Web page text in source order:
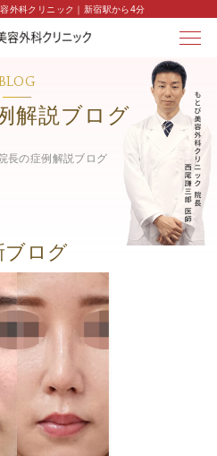
外科クリニック｜新宿駅から4分
解説ブログ
長の症例解説ブログ
ブログ